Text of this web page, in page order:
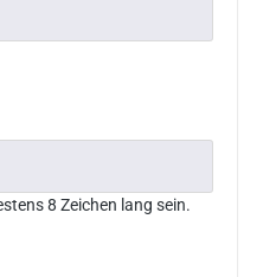
8 Zeichen lang sein.